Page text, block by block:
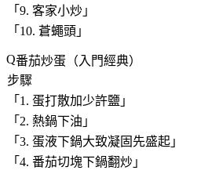
「 9. 客家小炒 」
「 10. 蒼蠅頭 」
番茄炒蛋（入門經典）
步驟
「 1. 蛋打散加少許鹽 」
「 2. 熱鍋下油 」
「 3. 蛋液下鍋大致凝固先盛起 」
「 4. 番茄切塊下鍋翻炒 」